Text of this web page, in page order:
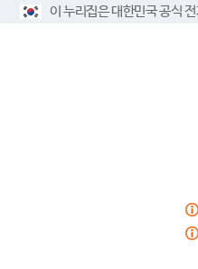
이 누리집은 대한민국 공식